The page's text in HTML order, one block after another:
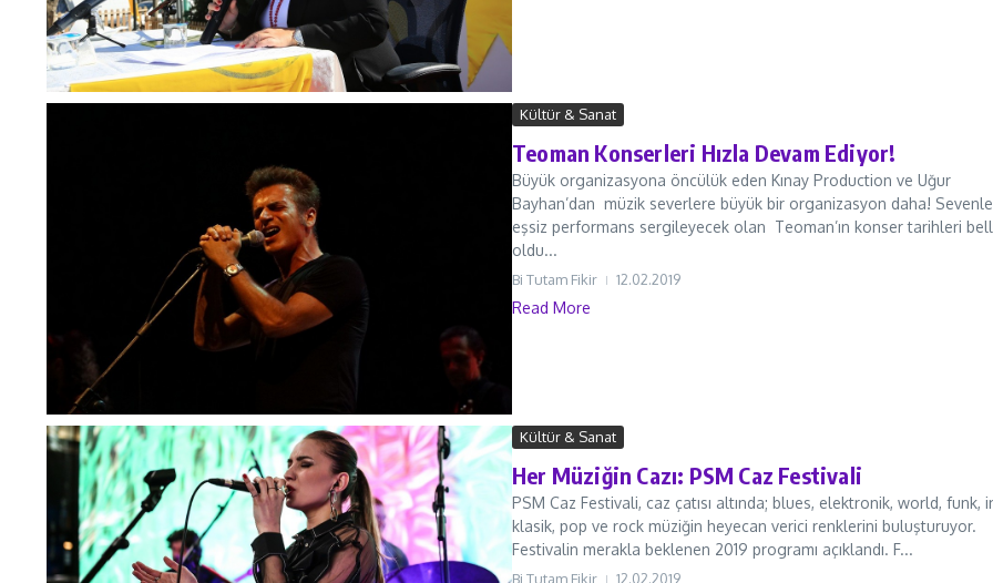
Kültür & Sanat
Teoman Konserleri Hızla Devam Ediyor!
Büyük organizasyona öncülük eden Kınay Production ve Uğur
Bayhan’dan müzik severlere büyük bir organizasyon daha!
eşsiz performans sergileyecek olan Teoman’ın konser tarihleri
oldu...
Bi Tutam Fikir 12.02.2019
Read More
Kültür & Sanat
Her Müziğin Cazı: PSM Caz Festivali
PSM Caz Festivali, caz çatısı altında; blues, elektronik, world, funk,
klasik, pop ve rock müziğin heyecan verici renklerini buluşturuyor.
Festivalin merakla beklenen 2019 programı açıklandı. F...
Bi Tutam Fikir 12.02.2019